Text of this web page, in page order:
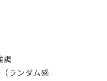
調
ランダム感